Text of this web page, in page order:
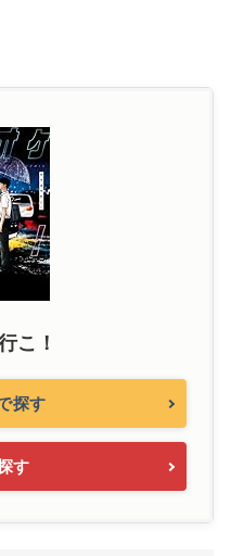
こ！
探す
す